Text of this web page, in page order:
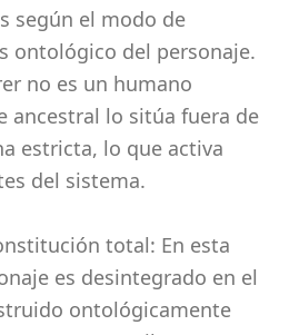
según el modo de
ontológico del personaje.
no es un humano
ancestral lo sitúa fuera de
estricta, lo que activa
del sistema.
total: En esta
es desintegrado en el
ontológicamente